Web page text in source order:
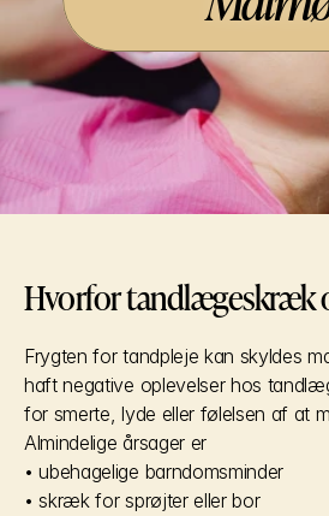
Hvorfor tandlægeskræk
Frygten for tandpleje kan skyldes
haft negative oplevelser hos
for smerte, lyde eller følelsen af at
Almindelige årsager er
• ubehagelige barndomsminder
• skræk for sprøjter eller bor